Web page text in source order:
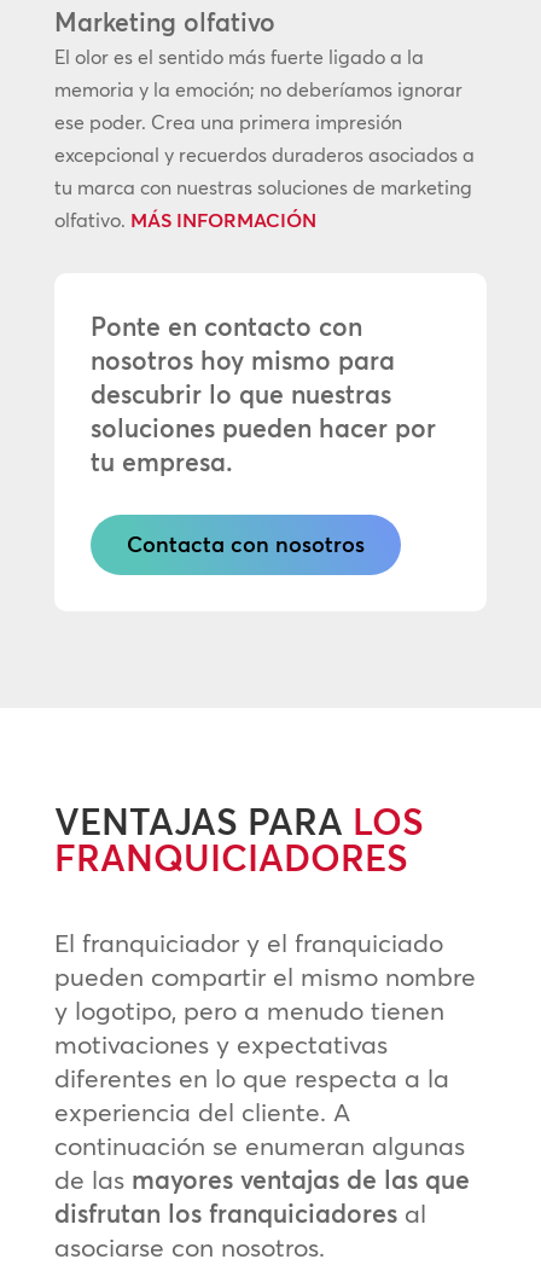
Marketing olfativo
El olor es el sentido más fuerte ligado a la
memoria y la emoción; no deberíamos ignorar
ese poder. Crea una primera impresión
excepcional y recuerdos duraderos asociados a
tu marca con nuestras soluciones de marketing
olfativo. MÁS INFORMACIÓN
Ponte en contacto con
nosotros hoy mismo para
descubrir lo que nuestras
soluciones pueden hacer por
tu empresa.
Contacta con nosotros
VENTAJAS PARA LOS
FRANQUICIADORES
El franquiciador y el franquiciado
pueden compartir el mismo nombre
y logotipo, pero a menudo tienen
motivaciones y expectativas
diferentes en lo que respecta a la
experiencia del cliente. A
continuación se enumeran algunas
de las mayores ventajas de las que
disfrutan los franquiciadoresal
asociarse con nosotros.